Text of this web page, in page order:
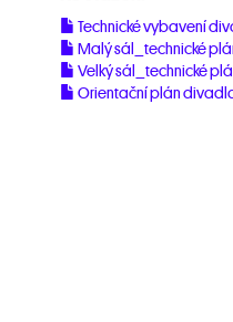
Technické vybavení
Malý sál_technické
Velký sál_technické
Orientační plán